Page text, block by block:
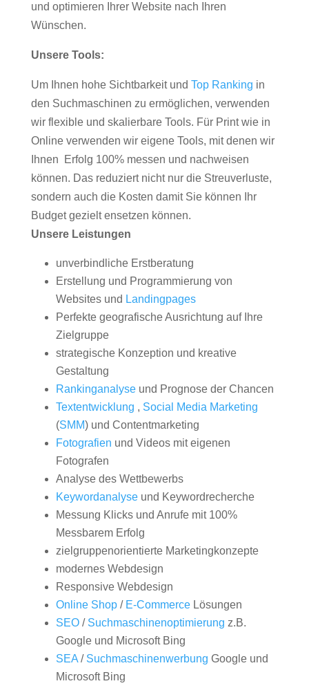
und optimieren Ihrer Website nach Ihren
Wünschen.
Unsere Tools:
Um Ihnen hohe Sichtbarkeit und Top Ranking in
den Suchmaschinen zu ermöglichen, verwenden
wir flexible und skalierbare Tools. Für Print wie in
Online verwenden wir eigene Tools, mit denen wir
Ihnen Erfolg 100% messen und nachweisen
können. Das reduziert nicht nur die Streuverluste,
sondern auch die Kosten damit Sie können Ihr
Budget gezielt ensetzen können.
Unsere Leistungen
unverbindliche Erstberatung
Erstellung und Programmierung von
Websites und Landingpages
Perfekte geografische Ausrichtung auf Ihre
Zielgruppe
strategische Konzeption und kreative
Gestaltung
Rankinganalyseund Prognose der Chancen
Textentwicklung , Social Media Marketing
(SMM) und Contentmarketing
Fotografien und Videos mit eigenen
Fotografen
Analyse des Wettbewerbs
Keywordanalyseund Keywordrecherche
Messung Klicks und Anrufe mit 100%
Messbarem Erfolg
zielgruppenorientierte Marketingkonzepte
modernes Webdesign
Responsive Webdesign
Online Shop/ E-CommerceLösungen
SEO/ Suchmaschinenoptimierung z.B.
Google und Microsoft Bing
SEA/ Suchmaschinenwerbung Google und
Microsoft Bing